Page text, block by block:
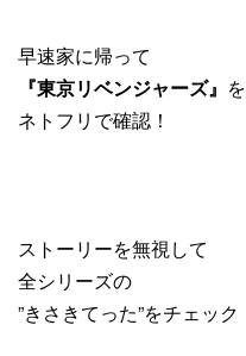
早速家に帰って
『東京リベンジャーズ』 を
ネトフリで確認！
ストーリーを無視して
全シリーズの
”きさきてった”をチェック